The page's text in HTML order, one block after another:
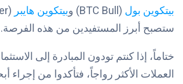
بيتكوين بول (BTC Bull) وبيتكوين هايبر (Bitcoin Hyper)
ستصبح أبرز المستفيدين من هذه الفرصة.
ختاماً، إذا كنتم تودون المبادرة إلى
العملات الأكثر رواجاً، فتأكدوا من إجراء